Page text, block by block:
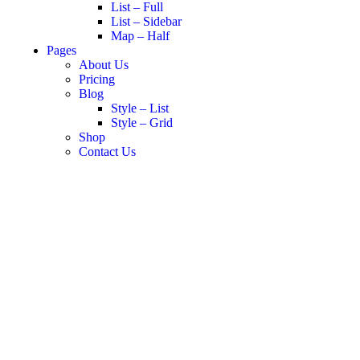
List – Full
List – Sidebar
Map – Half
Pages
About Us
Pricing
Blog
Style – List
Style – Grid
Shop
Contact Us